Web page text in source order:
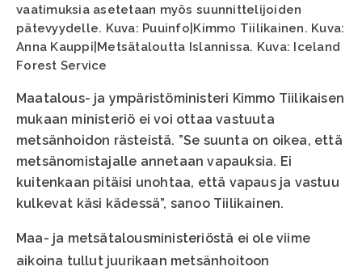
vaatimuksia asetetaan myös suunnittelijoiden
pätevyydelle. Kuva: Puuinfo|Kimmo Tiilikainen. Kuva:
Anna Kauppi|Metsätaloutta Islannissa. Kuva: Iceland
Forest Service
Maatalous- ja ympäristöministeri Kimmo Tiilikaisen
mukaan ministeriö ei voi ottaa vastuuta
metsänhoidon rästeistä. ”Se suunta on oikea, että
metsänomistajalle annetaan vapauksia. Ei
kuitenkaan pitäisi unohtaa, että vapaus ja vastuu
kulkevat käsi kädessä”, sanoo Tiilikainen.
Maa- ja metsätalousministeriöstä ei ole viime
aikoina tullut juurikaan metsänhoitoon